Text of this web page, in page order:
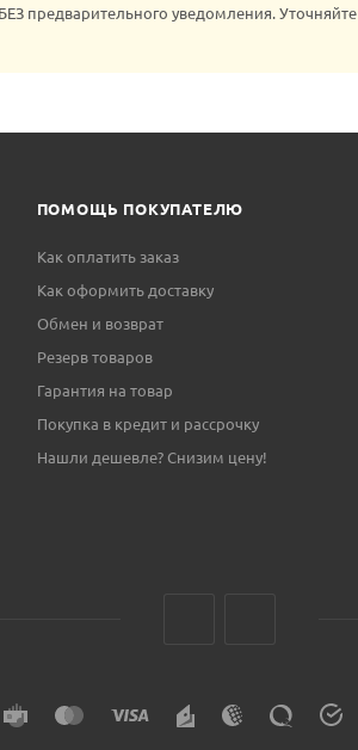
предварительного уведомления. Уточняйте
ПОМОЩЬ ПОКУПАТЕЛЮ
Как оплатить заказ
Как оформить доставку
Обмен и возврат
Резерв товаров
Гарантия на товар
Покупка в кредит и рассрочку
Нашли дешевле? Снизим цену!